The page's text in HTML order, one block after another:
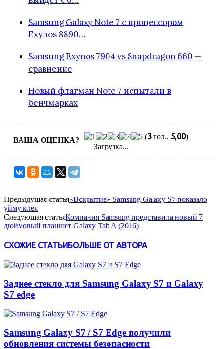
Samsung Galaxy Note 7 с процессором
Exynos 8890…
Samsung Exynos 7904 vs Snapdragon 660 —
сравнение
Новый флагман Note 7 испытали в
бенчмарках
ВАША ОЦЕНКА? (3 гол., 5,00)
Загрузка...
Предыдущая статья«Вскрытие» Samsung Galaxy S7 показало
уйму клея
Следующая статьяКомпания Samsung представила новый 7
дюймовый планшет Galaxy Tab A (2016)
СХОЖИЕ СТАТЬИБОЛЬШЕ ОТ АВТОРА
Заднее стекло для Samsung Galaxy S7 и Galaxy
S7 edge
Samsung Galaxy S7 / S7 Edge получили
обновления системы безопасности